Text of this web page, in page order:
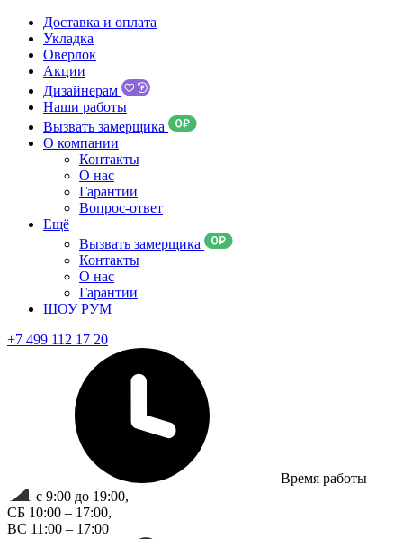
Доставка и оплата
Укладка
Оверлок
Акции
Дизайнерам
Наши работы
Вызвать замерщика
О компании
Контакты
О нас
Гарантии
Вопрос-ответ
Ещё
Вызвать замерщика
Контакты
О нас
Гарантии
ШОУ РУМ
+7 499 112 17 20
Время работы
с 9:00 до 19:00,
СБ 10:00 – 17:00,
ВС 11:00 – 17:00